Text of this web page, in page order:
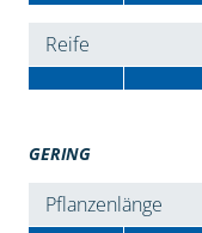
Reife
GERING
Pflanzenlänge